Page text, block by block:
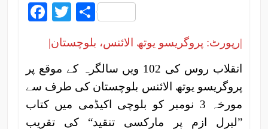
Facebook
Twitter
Share
|رپورٹ: پروگریسو یوتھ الائنس، بلوچستان|
انقلاب روس کی 102 ویں سالگرہ کے موقع پر
پروگریسو یوتھ الائنس بلوچستان کی طرف سے
مورخہ 3 نومبر کو بلوچی اکیڈمی میں کتاب
”لبرل ازم پر مارکسی تنقید“ کی تقریب